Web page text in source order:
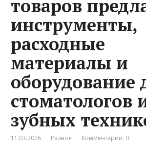
товаров
инструменты,
расходные
материалы и
оборудование
стоматологов
зубных
11.03.2026 Разное Комментарии: 0